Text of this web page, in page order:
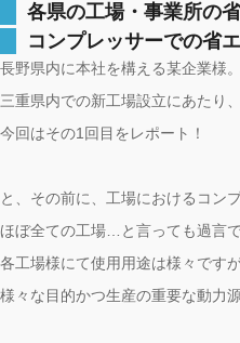
各県の工場・事業所の
コンプレッサーでの省
長野県内に本社を構える某企業様。
三重県内での新工場設立にあたり
今回はその1回目をレポート！
と、その前に、工場におけるコン
ほぼ全ての工場…と言っても過言
各工場様にて使用用途は様々です
様々な目的かつ生産の重要な動力